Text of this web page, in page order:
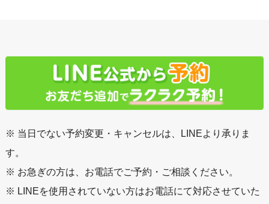
※ 当日でない予約変更・キャンセルは、LINEより承りま
す。
※ お急ぎの方は、お電話でご予約・ご相談ください。
※ LINEを使用されていない方はお電話にて対応させていた